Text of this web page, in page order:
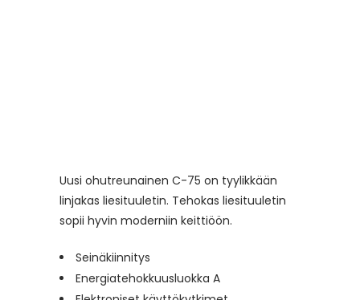
Uusi ohutreunainen C-75 on tyylikkään
linjakas liesituuletin. Tehokas liesituuletin
sopii hyvin moderniin keittiöön.
Seinäkiinnitys
Energiatehokkuusluokka A